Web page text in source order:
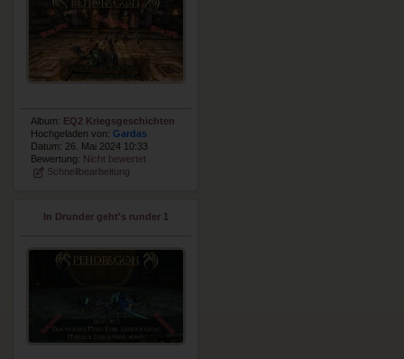
Album: EQ2 Kriegsgeschichten
Hochgeladen von: Gardas
Datum: 26. Mai 2024 10:33
Bewertung: Nicht bewertet
Schnellbearbeitung
In Drunder geht's runder 1